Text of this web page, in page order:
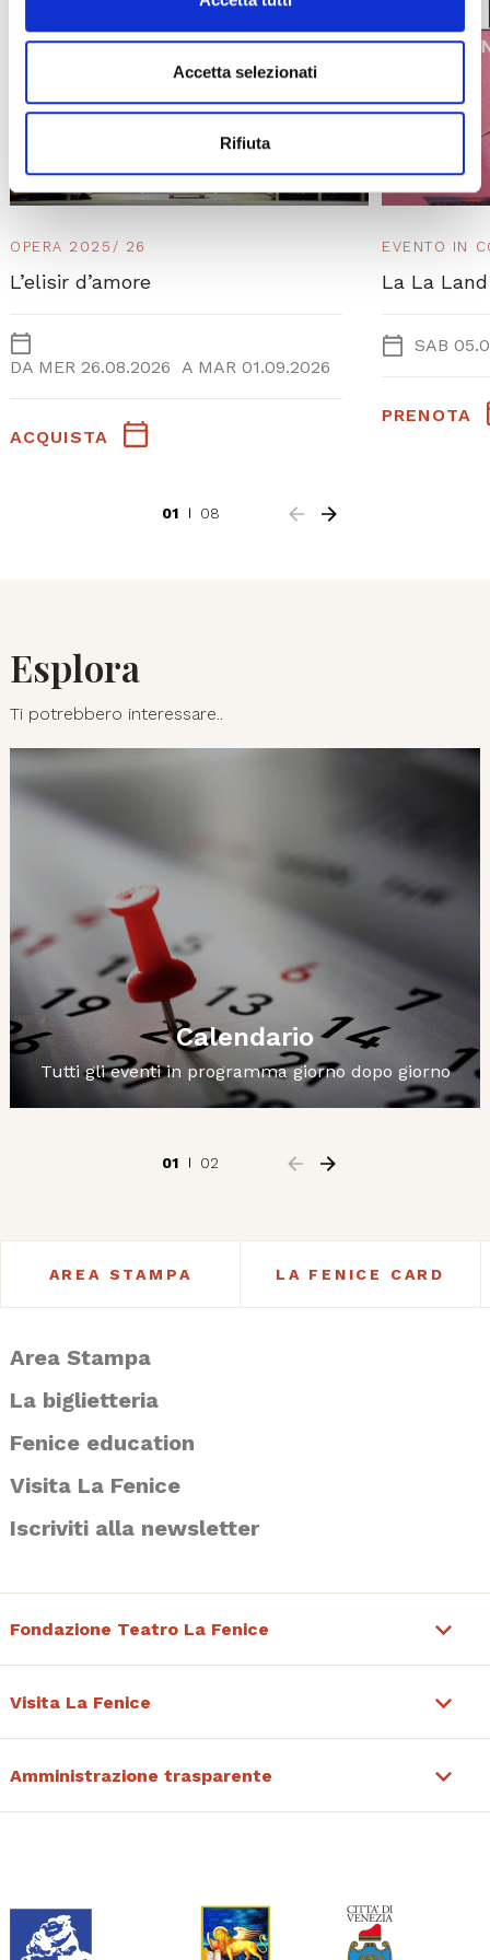
Accetta selezionati
Rifiuta
OPERA 2025/ 26
L’elisir d’amore
DA MER 26.08.2026 A MAR 01.09.2026
ACQUISTA
EVENTO IN
La La
SAB
PRENOTA
01 08
Esplora
Ti potrebbero interessare..
Calendario
Tutti gli eventi in programma giorno dopo giorno
01 02
AREA STAMPA LA FENICE CARD
Area Stampa
La biglietteria
Fenice education
Visita La Fenice
Iscriviti alla newsletter
Fondazione Teatro La Fenice
Visita La Fenice
Amministrazione trasparente